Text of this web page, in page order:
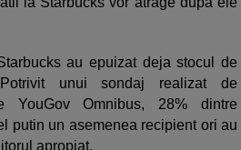
au epuizat deja stocul de
unui sondaj realizat de
YouGov Omnibus, 28% dintre
putin un asemenea recipient ori au
apropiat.